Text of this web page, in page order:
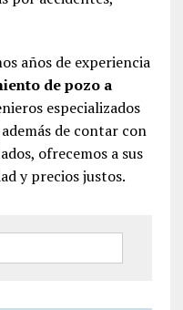
años de experiencia
de pozo a
especializados
de contar con
ofrecemos a sus
y precios justos.